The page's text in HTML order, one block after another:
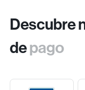
Descubre
depago